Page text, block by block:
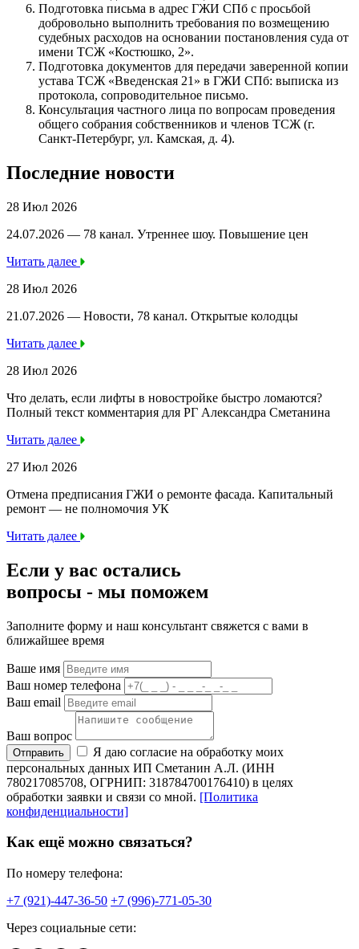
Подготовка письма в адрес ГЖИ СПб с просьбой
добровольно выполнить требования по возмещению
судебных расходов на основании постановления суда от
имени ТСЖ «Костюшко, 2».
Подготовка документов для передачи заверенной копии
устава ТСЖ «Введенская 21» в ГЖИ СПб: выписка из
протокола, сопроводительное письмо.
Консультация частного лица по вопросам проведения
общего собрания собственников и членов ТСЖ (г.
Санкт-Петербург, ул. Камская, д. 4).
Последние новости
28 Июл 2026
24.07.2026 — 78 канал. Утреннее шоу. Повышение цен
Читать далее
28 Июл 2026
21.07.2026 — Новости, 78 канал. Открытые колодцы
Читать далее
28 Июл 2026
Что делать, если лифты в новостройке быстро ломаются?
Полный текст комментария для РГ Александра Сметанина
Читать далее
27 Июл 2026
Отмена предписания ГЖИ о ремонте фасада. Капитальный
ремонт — не полномочия УК
Читать далее
Если у вас остались
вопросы - мы поможем
Заполните форму и наш консультант свяжется с вами в
ближайшее время
Ваше имя
Ваш номер телефона
Ваш email
Ваш вопрос
Отправить
Я даю согласие на обработку моих
персональных данных ИП Сметанин А.Л. (ИНН
780217085708, ОГРНИП: 318784700176410) в целях
обработки заявки и связи со мной. [Политика
конфиденциальности]
Как ещё можно связаться?
По номеру телефона:
+7 (921)-447-36-50 +7 (996)-771-05-30
Через социальные сети: